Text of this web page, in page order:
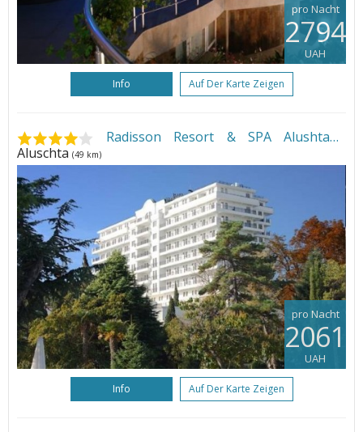
pro Nacht
2794
UAH
Info Auf Der Karte Zeigen
Radisson Resort & SPA Alushta
Aluschta (49 km)
pro Nacht
2061
UAH
Info Auf Der Karte Zeigen